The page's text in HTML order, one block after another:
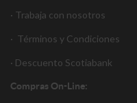
· Trabaja con nosotros
· Términos y Condiciones
· Descuento Scotiabank
Compras On-Line: